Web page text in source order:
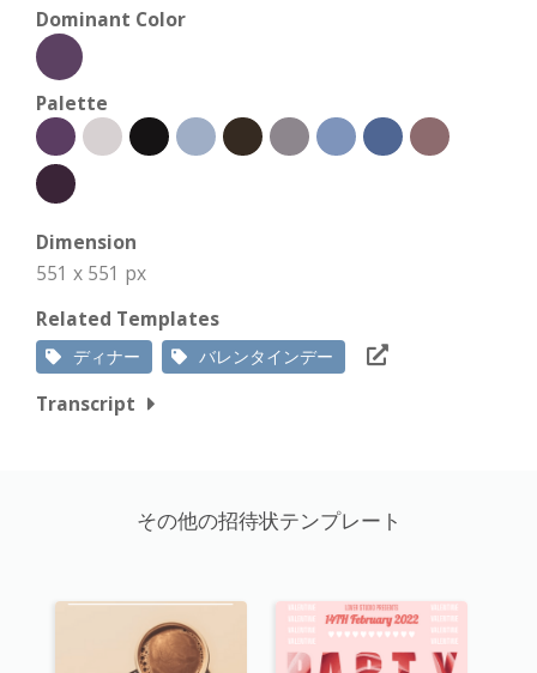
Dominant Color
Palette
Dimension
551 x 551 px
Related Templates
ディナー バレンタインデー
Transcript
その他の招待状テンプレート